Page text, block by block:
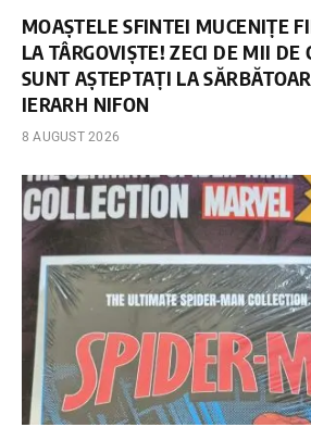
MOAȘTELE SFINTEI MUCENIȚE
LA TÂRGOVIȘTE! ZECI DE MII DE
SUNT AȘTEPTAȚI LA
IERARH NIFON
8 AUGUST 2026